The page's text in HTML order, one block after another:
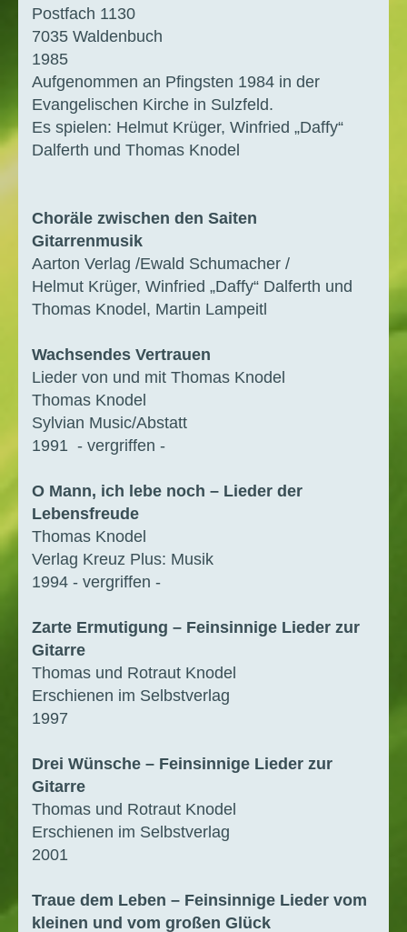
Postfach 1130
7035 Waldenbuch
1985
Aufgenommen an Pfingsten 1984 in der
Evangelischen Kirche in Sulzfeld.
Es spielen: Helmut Krüger, Winfried „Daffy“
Dalferth und Thomas Knodel
Choräle zwischen den Saiten
Gitarrenmusik
Aarton Verlag /Ewald Schumacher /
Helmut Krüger, Winfried „Daffy“ Dalferth und
Thomas Knodel, Martin Lampeitl
Wachsendes Vertrauen
Lieder von und mit Thomas Knodel
Thomas Knodel
Sylvian Music/Abstatt
1991 - vergriffen -
O Mann, ich lebe noch – Lieder der
Lebensfreude
Thomas Knodel
Verlag Kreuz Plus: Musik
1994 - vergriffen -
Zarte Ermutigung – Feinsinnige Lieder zur
Gitarre
Thomas und Rotraut Knodel
Erschienen im Selbstverlag
1997
Drei Wünsche – Feinsinnige Lieder zur
Gitarre
Thomas und Rotraut Knodel
Erschienen im Selbstverlag
2001
Traue dem Leben – Feinsinnige Lieder vom
kleinen und vom großen Glück